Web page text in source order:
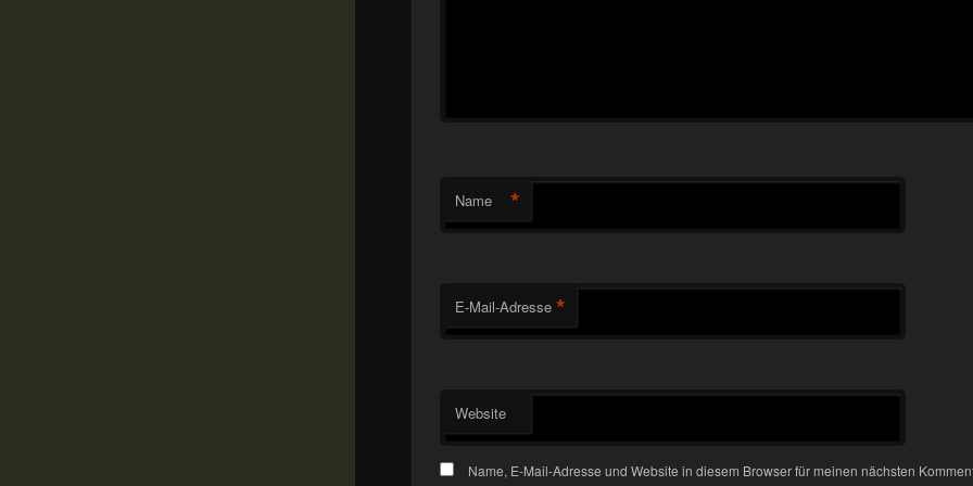
Name *
E-Mail-Adresse *
Website
Name, E-Mail-Adresse und Website in diesem Browser für meinen nächsten